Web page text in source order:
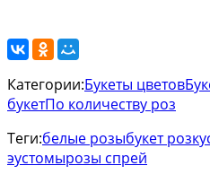
Категории:Букеты цветов
букетПо количеству роз
Теги:белые розыбукет роз
эустомырозы спрей